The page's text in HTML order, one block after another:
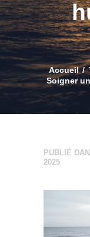
Accueil
Soigner
PUBLIÉ
2025